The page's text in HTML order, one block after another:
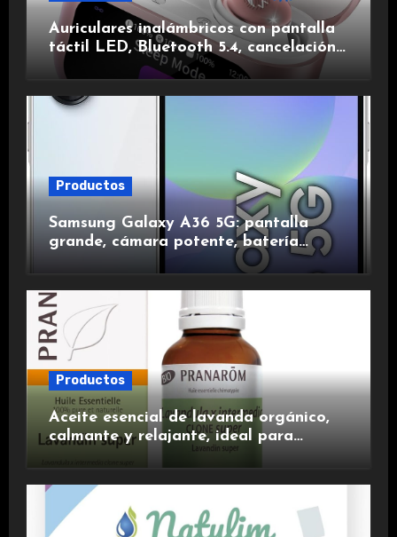
Auriculares inalámbricos con pantalla
táctil LED, Bluetooth 5.4, cancelación
de ruido, impermeables y de larga
duración.
Productos
Samsung Galaxy A36 5G: pantalla
grande, cámara potente, batería
duradera y carga rápida para una
experiencia premium.
Productos
Aceite esencial de lavanda orgánico,
calmante y relajante, ideal para